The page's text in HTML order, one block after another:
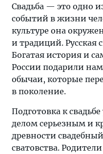
Свадьба — это одно
событий в жизни
культуре она
и традиций. Русская
Богатая история и
России подарили
обычаи, которые
в поколение.
Подготовка к
делом серьезным и
древности
сватовства.